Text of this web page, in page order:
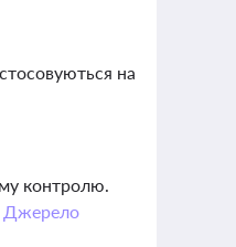
на
контролю.
Джерело